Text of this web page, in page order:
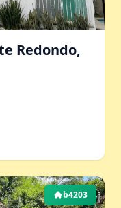
Redondo,
b4203